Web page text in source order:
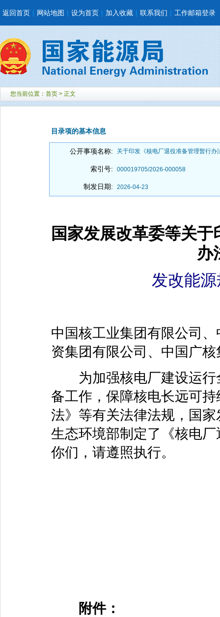
返回首页 | 网站地图 | 设为首页 | 加入收藏 | 联系我们 | 工作邮箱登录
您当前位置： 首页 > 正文
目录项的基本信息
公开事项名称: 关于印发《核电厂退役准备管理暂行
索引号: 000019705/2026-000058
制发日期: 2026-04-23
国家发展改革委等关于
办
发改能源
中国核工业集团有限公司
资集团有限公司、中国广
为加强核电厂建设运行
备工作，保障核电长远可
法》等有关法律法规，国
生态环境部制定了《核电
你们，请遵照执行。
附件：